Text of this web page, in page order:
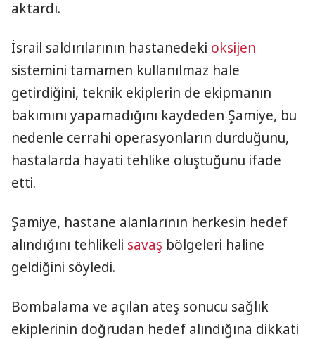
aktardı.
İsrail saldırılarının hastanedeki oksijen
sistemini tamamen kullanılmaz hale
getirdiğini, teknik ekiplerin de ekipmanın
bakımını yapamadığını kaydeden Şamiye, bu
nedenle cerrahi operasyonların durduğunu,
hastalarda hayati tehlike oluştuğunu ifade
etti.
Şamiye, hastane alanlarının herkesin hedef
alındığını tehlikeli savaş bölgeleri haline
geldiğini söyledi.
Bombalama ve açılan ateş sonucu sağlık
ekiplerinin doğrudan hedef alındığına dikkati